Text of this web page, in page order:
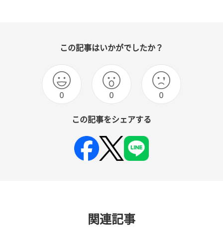
この記事はいかがでしたか？
0 0 0
この記事をシェアする
関連記事